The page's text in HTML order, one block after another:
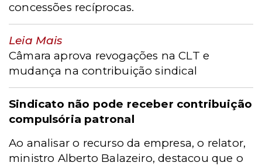
concessões recíprocas.
Leia Mais
Câmara aprova revogações na CLT e
mudança na contribuição sindical
Sindicato não pode receber contribuição
compulsória patronal
Ao analisar o recurso da empresa, o relator,
ministro Alberto Balazeiro, destacou que o